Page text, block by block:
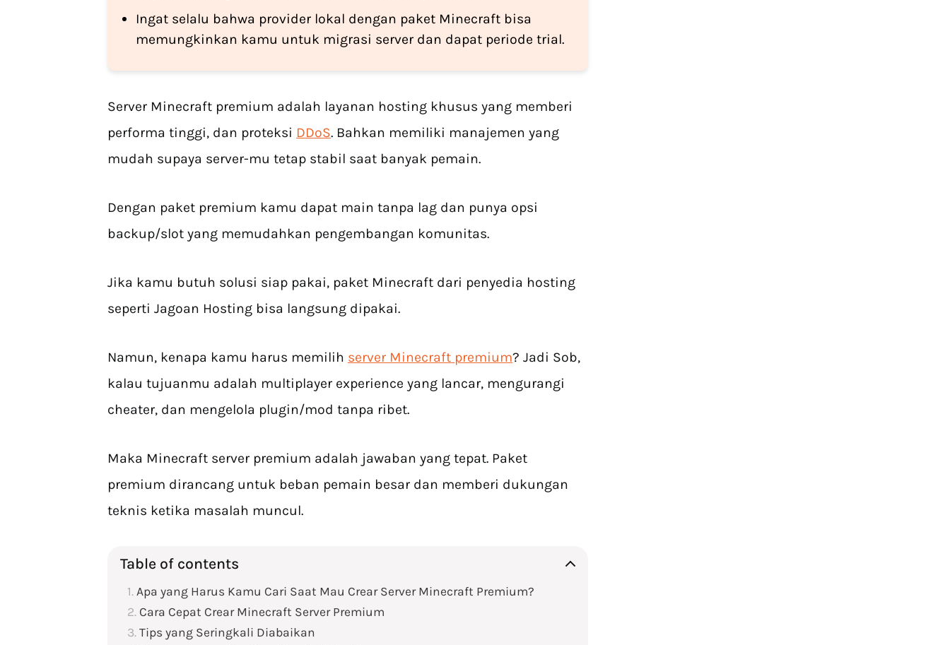
Ingat selalu bahwa provider lokal dengan paket Minecraft bisa
memungkinkan kamu untuk migrasi server dan dapat periode trial.
Server Minecraft premium adalah layanan hosting khusus yang memberi
performa tinggi, dan proteksi DDoS. Bahkan memiliki manajemen yang
mudah supaya server-mu tetap stabil saat banyak pemain.
Dengan paket premium kamu dapat main tanpa lag dan punya opsi
backup/slot yang memudahkan pengembangan komunitas.
Jika kamu butuh solusi siap pakai, paket Minecraft dari penyedia hosting
seperti Jagoan Hosting bisa langsung dipakai.
Namun, kenapa kamu harus memilih server Minecraft premium? Jadi Sob,
kalau tujuanmu adalah multiplayer experience yang lancar, mengurangi
cheater, dan mengelola plugin/mod tanpa ribet.
Maka Minecraft server premium adalah jawaban yang tepat. Paket
premium dirancang untuk beban pemain besar dan memberi dukungan
teknis ketika masalah muncul.
Table of contents
Apa yang Harus Kamu Cari Saat Mau Crear Server Minecraft Premium?
Cara Cepat Crear Minecraft Server Premium
Tips yang Seringkali Diabaikan